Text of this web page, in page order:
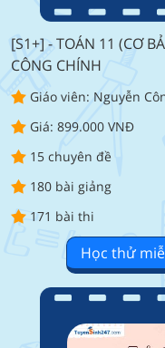
[S1+] - TOÁN 11 (CƠ
CÔNG CHÍNH
Giáo viên: Nguyễn
Giá: 899.000 VNĐ
15 chuyên đề
180 bài giảng
171 bài thi
Học thử